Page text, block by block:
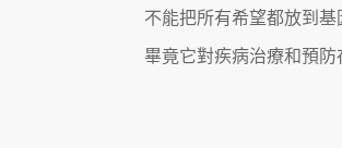
不能把所有希望都放到
畢竟它對疾病治療和預防